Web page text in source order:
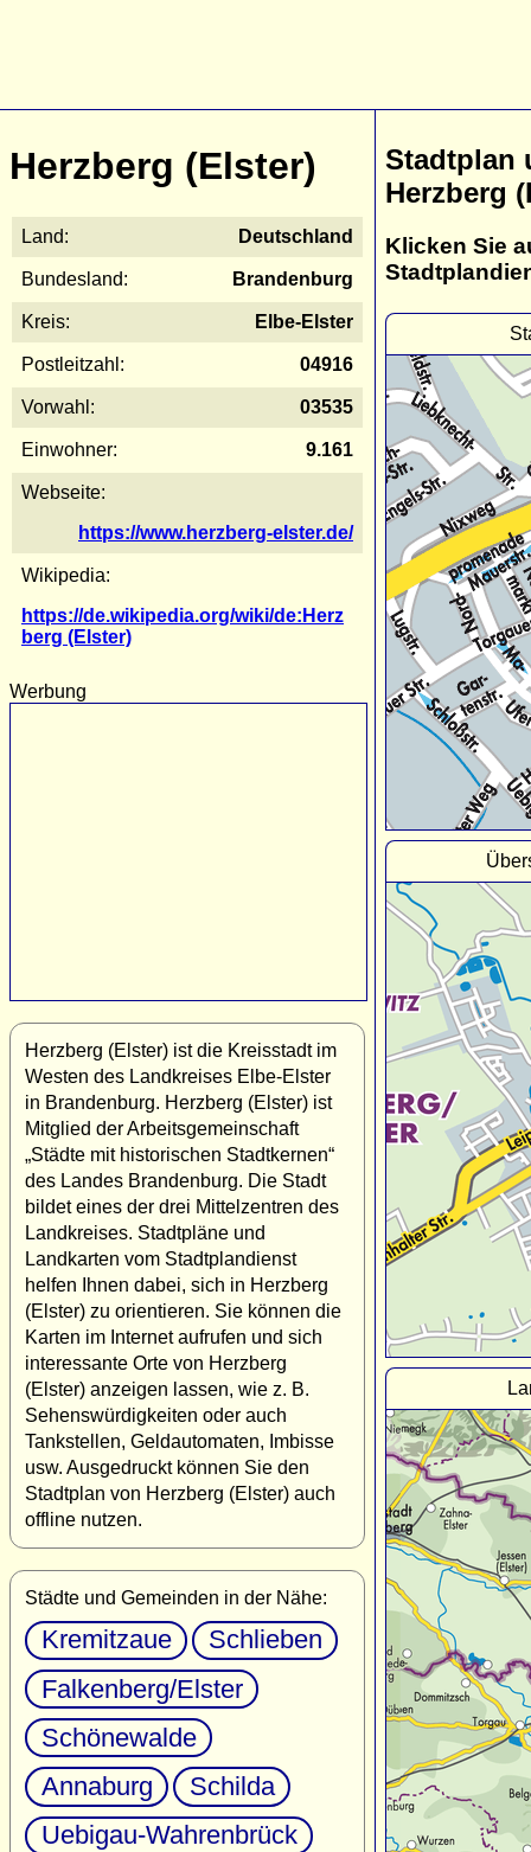
Herzberg (Elster)
Land: Deutschland
Bundesland: Brandenburg
Kreis: Elbe-Elster
Postleitzahl: 04916
Vorwahl: 03535
Einwohner: 9.161
Webseite:
https://www.herzberg-elster.de/
Wikipedia:
https://de.wikipedia.org/wiki/de:Herz
berg (Elster)
Werbung
Herzberg (Elster) ist die Kreisstadt im
Westen des Landkreises Elbe-Elster
in Brandenburg. Herzberg (Elster) ist
Mitglied der Arbeitsgemeinschaft
„Städte mit historischen Stadtkernen“
des Landes Brandenburg. Die Stadt
bildet eines der drei Mittelzentren des
Landkreises. Stadtpläne und
Landkarten vom Stadtplandienst
helfen Ihnen dabei, sich in Herzberg
(Elster) zu orientieren. Sie können die
Karten im Internet aufrufen und sich
interessante Orte von Herzberg
(Elster) anzeigen lassen, wie z. B.
Sehenswürdigkeiten oder auch
Tankstellen, Geldautomaten, Imbisse
usw. Ausgedruckt können Sie den
Stadtplan von Herzberg (Elster) auch
offline nutzen.
Städte und Gemeinden in der Nähe:
Kremitzaue
Schlieben
Falkenberg/Elster
Schönewalde
Annaburg
Schilda
Uebigau-Wahrenbrück
Stadtplan
Herzberg
Klicken Sie